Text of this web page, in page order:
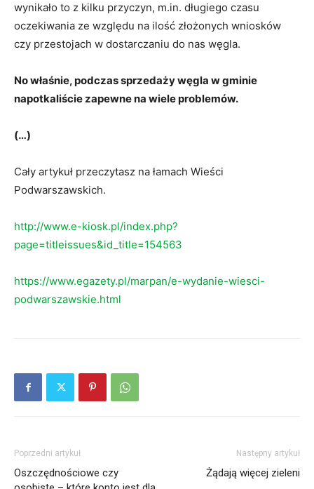
wynikało to z kilku przyczyn, m.in. długiego czasu
oczekiwania ze względu na ilość złożonych wniosków
czy przestojach w dostarczaniu do nas węgla.
No właśnie, podczas sprzedaży węgla w gminie
napotkaliście zapewne na wiele problemów.
(…)
Cały artykuł przeczytasz na łamach Wieści
Podwarszawskich.
http://www.e-kiosk.pl/index.php?
page=titleissues&id_title=154563
https://www.egazety.pl/marpan/e-wydanie-wiesci-
podwarszawskie.html
Poprzedni artykuł
Oszczędnościowe czy
Następny artykuł
Żądają więcej zieleni